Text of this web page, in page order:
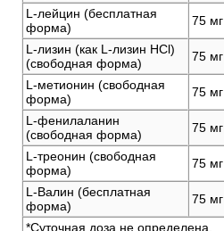
L-лейцин (бесплатная
форма)
75 мг
L-лизин (как L-лизин HCl)
(свободная форма)
75 мг
L-метионин (свободная
форма)
75 мг
L-фенилаланин
(свободная форма)
75 мг
L-треонин (свободная
форма)
75 мг
L-Валин (бесплатная
форма)
75 мг
*Суточная доза не определена.